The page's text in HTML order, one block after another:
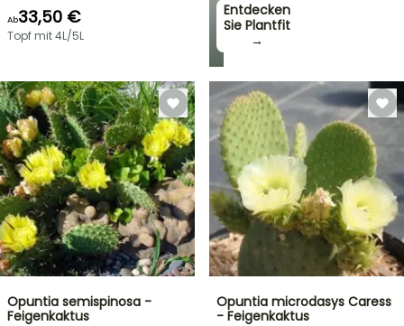
Entdecken
Sie Plantfit
→
Ab33,50 €
Topf mit 4L/5L
Opuntia semispinosa -
Feigenkaktus
Opuntia microdasys Caress
- Feigenkaktus